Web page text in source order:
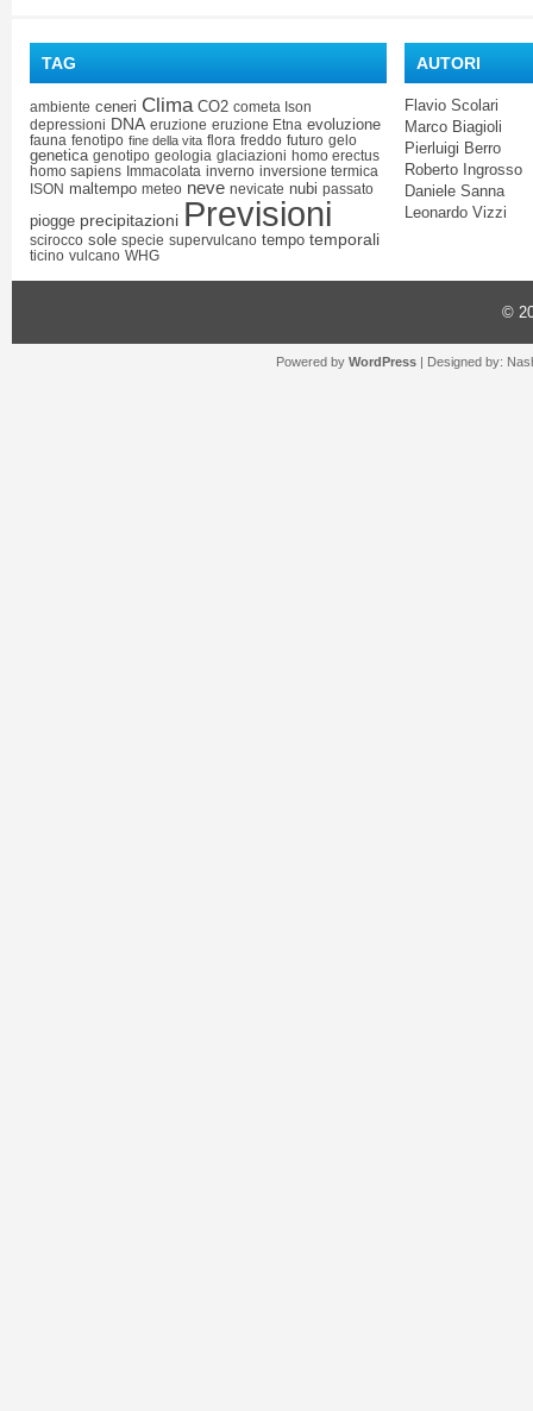
TAG
ambiente ceneri Clima CO2 cometa Ison
depressioni DNA eruzione eruzione Etna evoluzione
fauna fenotipo fine della vita flora freddo futuro gelo
genetica genotipo geologia glaciazioni homo erectus
homo sapiens Immacolata inverno inversione termica
ISON maltempo meteo neve nevicate nubi passato
piogge precipitazioni Previsioni
scirocco sole specie supervulcano tempo temporali
ticino vulcano WHG
AUTORI
Flavio Scolari
Marco Biagioli
Pierluigi Berro
Roberto Ingrosso
Daniele Sanna
Leonardo Vizzi
©
Powered by WordPress | Designed by: